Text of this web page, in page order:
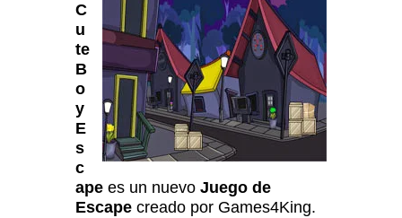
C
u
te
B
o
y
E
s
c
ape es un nuevo Juego de
Escape creado por Games4King.